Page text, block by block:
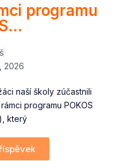
programu
2026
naší školy zúčastnili
programu POKOS
který